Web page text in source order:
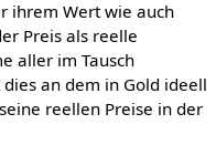
ihrem Wert wie auch
Preis als reelle
aller im Tausch
an dem in Gold ideell
reellen Preise in der